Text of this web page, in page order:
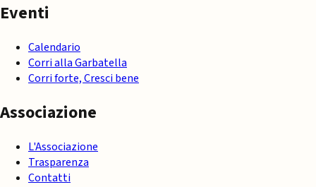
Eventi
Calendario
Corri alla Garbatella
Corri forte, Cresci bene
Associazione
L'Associazione
Trasparenza
Contatti